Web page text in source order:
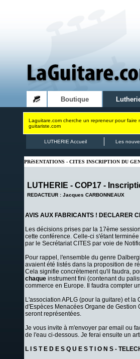
Boutique
Laguitare.com cherche un repreneur pour
guitariste.com
LUTHERIE Accueil Les
PRéSENTATIONS - CITES INSCRIPTION DU
LUTHERIE - COP17 -
REDACTEUR : Jacques CARBONNEAUX
AVIS AUX FABRICANTS ! DECLARER
Les décisions prises par la 17ème
cette conférence. Celle-ci s'étant
par le Secrétariat CITES par voie de
Pour rappel, l'ensemble du genre
avaient été listés dans la proposition de
Cela signifie concrètement qu'il faudra,
chaque instrument fini (contenant du
commerce en Europe. Il faudra compter
L'association APLG (pour la guitare) et
d'Espèces Menacées Organe de Gestion
seront représentées.
Je vous invite à m'envoyer par email ou
de l'eau ci-dessous. Je ferai ensuite un
L I S T E D E S Q U E S T I O N S -